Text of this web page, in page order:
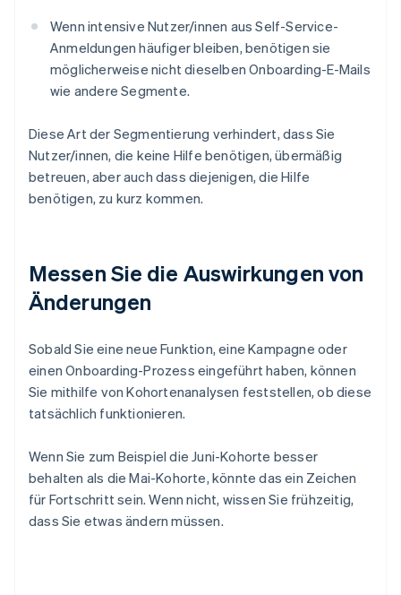
Wenn intensive Nutzer/innen aus Self-Service-
Anmeldungen häufiger bleiben, benötigen sie
möglicherweise nicht dieselben Onboarding-E-Mails
wie andere Segmente.
Diese Art der Segmentierung verhindert, dass Sie
Nutzer/innen, die keine Hilfe benötigen, übermäßig
betreuen, aber auch dass diejenigen, die Hilfe
benötigen, zu kurz kommen.
Messen Sie die Auswirkungen von
Änderungen
Sobald Sie eine neue Funktion, eine Kampagne oder
einen Onboarding-Prozess eingeführt haben, können
Sie mithilfe von Kohortenanalysen feststellen, ob diese
tatsächlich funktionieren.
Wenn Sie zum Beispiel die Juni-Kohorte besser
behalten als die Mai-Kohorte, könnte das ein Zeichen
für Fortschritt sein. Wenn nicht, wissen Sie frühzeitig,
dass Sie etwas ändern müssen.